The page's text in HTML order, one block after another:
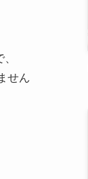
せん